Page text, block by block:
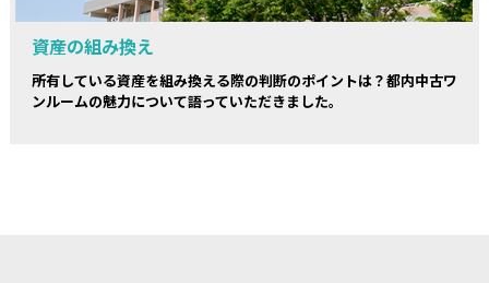
資産の組み換え
所有している資産を組み換える際の判断のポイントは？都内中古ワ
ンルームの魅力について語っていただきました。